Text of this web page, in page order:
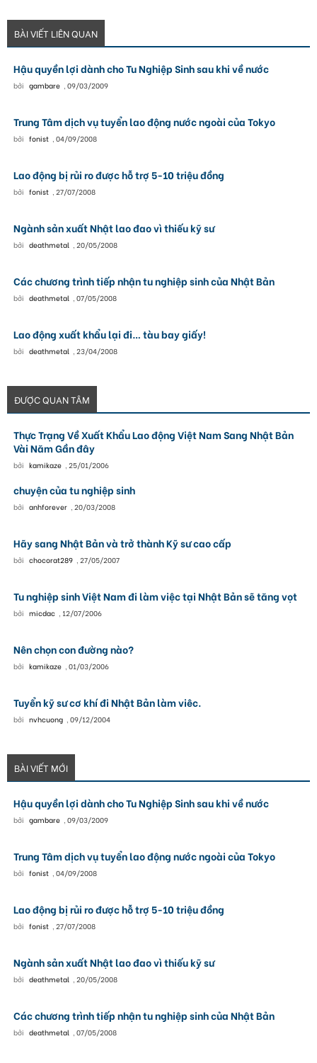
BÀI VIẾT LIÊN QUAN
Hậu quyền lợi dành cho Tu Nghiệp Sinh sau khi về nước
bởi gambare , 09/03/2009
Trung Tâm dịch vụ tuyển lao động nước ngoài của Tokyo
bởi fonist , 04/09/2008
Lao động bị rủi ro được hỗ trợ 5-10 triệu đồng
bởi fonist , 27/07/2008
Ngành sản xuất Nhật lao đao vì thiếu kỹ sư
bởi deathmetal , 20/05/2008
Các chương trình tiếp nhận tu nghiệp sinh của Nhật Bản
bởi deathmetal , 07/05/2008
Lao động xuất khẩu lại đi… tàu bay giấy!
bởi deathmetal , 23/04/2008
ĐƯỢC QUAN TÂM
Thực Trạng Về Xuất Khẩu Lao động Việt Nam Sang Nhật Bản
Vài Năm Gần đây
bởi kamikaze , 25/01/2006
chuyện của tu nghiệp sinh
bởi anhforever , 20/03/2008
Hãy sang Nhật Bản và trở thành Kỹ sư cao cấp
bởi chocorat289 , 27/05/2007
Tu nghiệp sinh Việt Nam đi làm việc tại Nhật Bản sẽ tăng vọt
bởi micdac , 12/07/2006
Nên chọn con đường nào?
bởi kamikaze , 01/03/2006
Tuyển kỹ sư cơ khí đi Nhật Bản làm viêc.
bởi nvhcuong , 09/12/2004
BÀI VIẾT MỚI
Hậu quyền lợi dành cho Tu Nghiệp Sinh sau khi về nước
bởi gambare , 09/03/2009
Trung Tâm dịch vụ tuyển lao động nước ngoài của Tokyo
bởi fonist , 04/09/2008
Lao động bị rủi ro được hỗ trợ 5-10 triệu đồng
bởi fonist , 27/07/2008
Ngành sản xuất Nhật lao đao vì thiếu kỹ sư
bởi deathmetal , 20/05/2008
Các chương trình tiếp nhận tu nghiệp sinh của Nhật Bản
bởi deathmetal , 07/05/2008